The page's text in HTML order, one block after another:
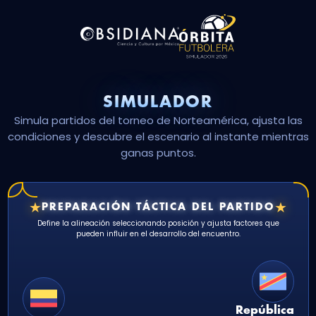
SIMULADOR
Simula partidos del torneo de Norteamérica, ajusta las
condiciones y descubre el escenario al instante mientras
ganas puntos.
★PREPARACIÓN TÁCTICA DEL PARTIDO★
Define la alineación seleccionando posición y ajusta factores que
pueden influir en el desarrollo del encuentro.
República